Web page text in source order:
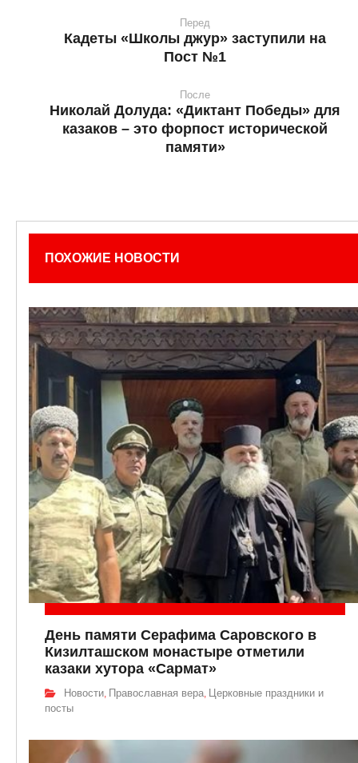
Перед
Кадеты «Школы джур» заступили на
Пост №1
После
Николай Долуда: «Диктант Победы» для
казаков – это форпост исторической
памяти»
ПОХОЖИЕ НОВОСТИ
День памяти Серафима Саровского в
Кизилташском монастыре отметили
казаки хутора «Сармат»
Новости Православная вера Церковные праздники и
посты